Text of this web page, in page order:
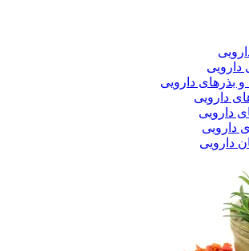
دارویی
و بذرهای دارویی
دارویی
دارویی
دارویی
دارویی